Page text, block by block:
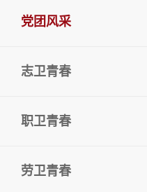
党团风采
志卫青春
职卫青春
劳卫青春